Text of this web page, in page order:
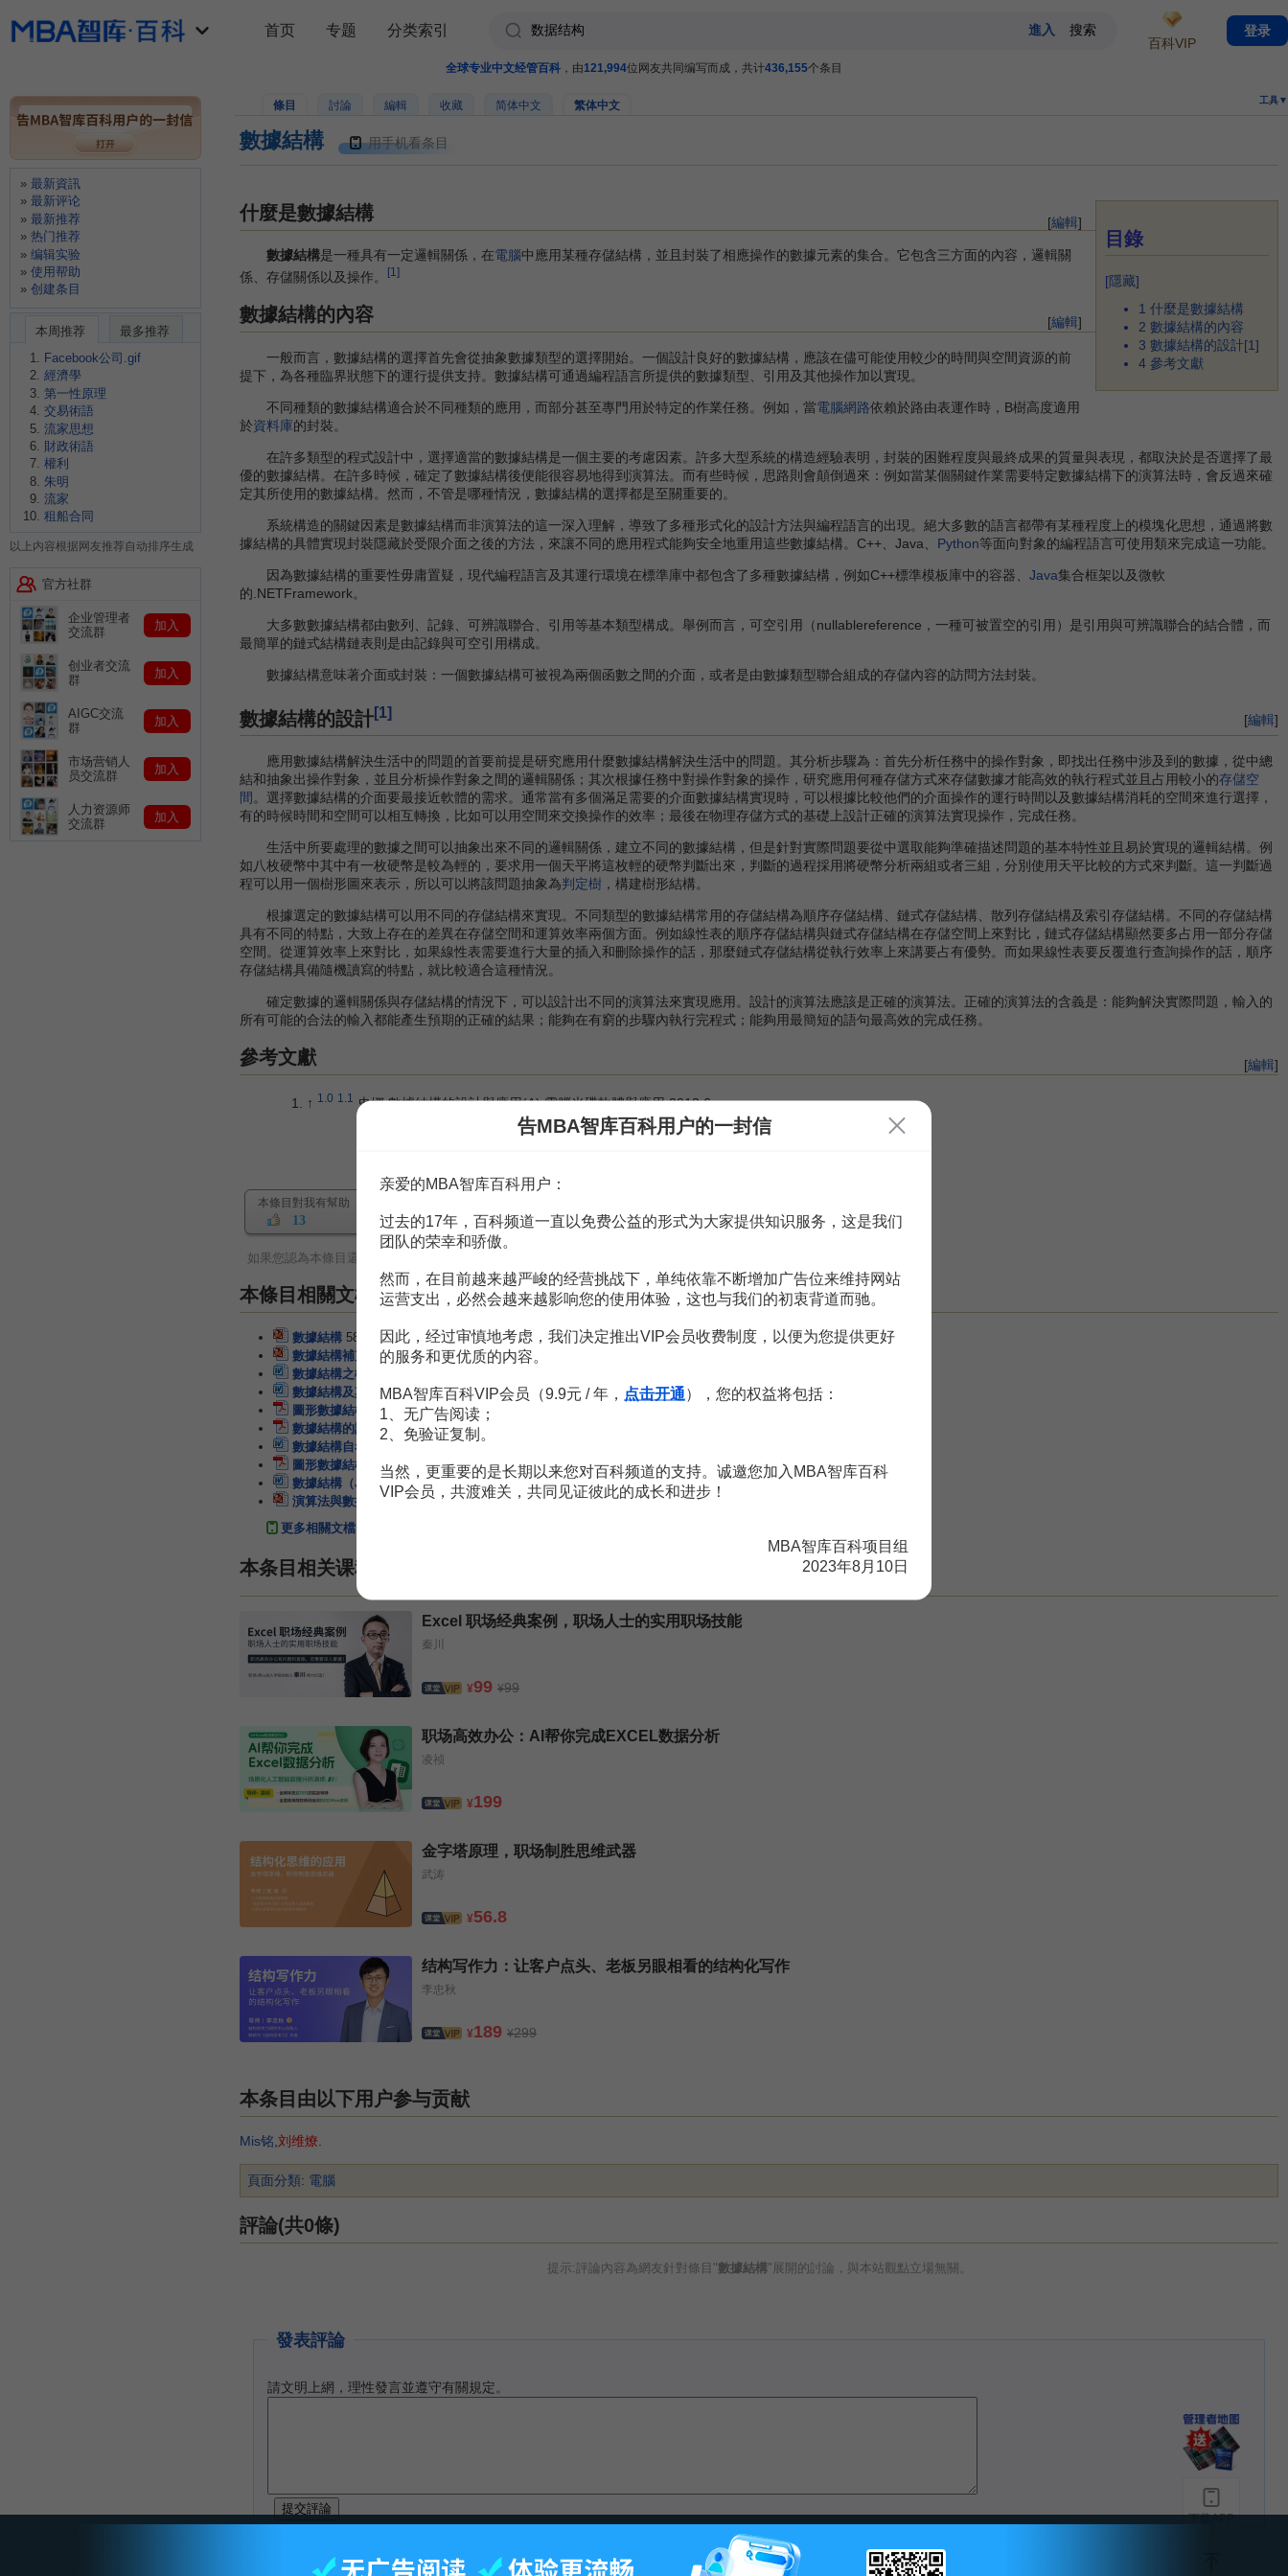
全球专业中文经管百科 ，由121,994位网友共同编写而成，共计436,155个条目
條目 討論 編輯 收藏 简体中文 繁体中文 工具▼
數據結構 用手机看条目
目錄
[隱藏]
1 什麼是數據結構
2 數據結構的內容
3 數據結構的設計[1]
4 參考文獻
[編輯]
什麼是數據結構
數據結構是一種具有一定邏輯關係，在電腦中應用某種存儲結構，並且封裝了相應操作的數據元素的集合。它包含三方面的內容，邏輯關
係、存儲關係以及操作。
[1]
[編輯]
數據結構的內容
一般而言，數據結構的選擇首先會從抽象數據類型的選擇開始。一個設計良好的數據結構，應該在儘可能使用較少的時間與空間資源的前
提下，為各種臨界狀態下的運行提供支持。數據結構可通過編程語言所提供的數據類型、引用及其他操作加以實現。
不同種類的數據結構適合於不同種類的應用，而部分甚至專門用於特定的作業任務。例如，當電腦網路依賴於路由表運作時，B樹高度適用
於資料庫的封裝。
在許多類型的程式設計中，選擇適當的數據結構是一個主要的考慮因素。許多大型系統的構造經驗表明，封裝的困難程度與最終成果的質量與表現，都取決於是否選擇了最
優的數據結構。在許多時候，確定了數據結構後便能很容易地得到演算法。而有些時候，思路則會顛倒過來：例如當某個關鍵作業需要特定數據結構下的演算法時，會反過來確
定其所使用的數據結構。然而，不管是哪種情況，數據結構的選擇都是至關重要的。
系統構造的關鍵因素是數據結構而非演算法的這一深入理解，導致了多種形式化的設計方法與編程語言的出現。絕大多數的語言都帶有某種程度上的模塊化思想，通過將數
據結構的具體實現封裝隱藏於受限介面之後的方法，來讓不同的應用程式能夠安全地重用這些數據結構。C++、Java、 Python等面向對象的編程語言可使用類來完成這一功能。
因為數據結構的重要性毋庸置疑，現代編程語言及其運行環境在標準庫中都包含了多種數據結構，例如C++標準模板庫中的容器、 Java集合框架以及微軟
的.NETFramework。
大多數數據結構都由數列、記錄、可辨識聯合、引用等基本類型構成。舉例而言，可空引用（nullablereference，一種可被置空的引用）是引用與可辨識聯合的結合體，而
最簡單的鏈式結構鏈表則是由記錄與可空引用構成。
數據結構意味著介面或封裝：一個數據結構可被視為兩個函數之間的介面，或者是由數據類型聯合組成的存儲內容的訪問方法封裝。
[編輯]
數據結構的設計[1]
應用數據結構解決生活中的問題的首要前提是研究應用什麼數據結構解決生活中的問題。其分析步驟為：首先分析任務中的操作對象，即找出任務中涉及到的數據，從中總
結和抽象出操作對象，並且分析操作對象之間的邏輯關係；其次根據任務中對操作對象的操作，研究應用何種存儲方式來存儲數據才能高效的執行程式並且占用較小的存儲空
間。選擇數據結構的介面要最接近軟體的需求。通常當有多個滿足需要的介面數據結構實現時，可以根據比較他們的介面操作的運行時間以及數據結構消耗的空間來進行選擇，
有的時候時間和空間可以相互轉換，比如可以用空間來交換操作的效率；最後在物理存儲方式的基礎上設計正確的演算法實現操作，完成任務。
生活中所要處理的數據之間可以抽象出來不同的邏輯關係，建立不同的數據結構，但是針對實際問題要從中選取能夠準確描述問題的基本特性並且易於實現的邏輯結構。例
如八枚硬幣中其中有一枚硬幣是較為輕的，要求用一個天平將這枚輕的硬幣判斷出來，判斷的過程採用將硬幣分析兩組或者三組，分別使用天平比較的方式來判斷。這一判斷過
程可以用一個樹形圖來表示，所以可以將該問題抽象為判定樹 ，構建樹形結構。
根據選定的數據結構可以用不同的存儲結構來實現。不同類型的數據結構常用的存儲結構為順序存儲結構、鏈式存儲結構、散列存儲結構及索引存儲結構。不同的存儲結構
具有不同的特點，大致上存在的差異在存儲空間和運算效率兩個方面。例如線性表的順序存儲結構與鏈式存儲結構在存儲空間上來對比，鏈式存儲結構顯然要多占用一部分存儲
空間。從運算效率上來對比，如果線性表需要進行大量的插入和刪除操作的話，那麼鏈式存儲結構從執行效率上來講要占有優勢。而如果線性表要反覆進行查詢操作的話，順序
存儲結構具備隨機讀寫的特點，就比較適合這種情況。
確定數據的邏輯關係與存儲結構的情況下，可以設計出不同的演算法來實現應用。設計的演算法應該是正確的演算法。正確的演算法的含義是：能夠解決實際問題，輸入的
所有可能的合法的輸入都能產生預期的正確的結果；能夠在有窮的步驟內執行完程式；能夠用最簡短的語句最高效的完成任務。
[編輯]
參考文獻
↑ 1.0 1.1 史娜.數據結構的設計與應用(A).電腦光碟軟體與應用.2013,6
本條目對我有幫助
13 赏 MBA智库APP
如果您認為本條目還有待完善，需要補充新內容或修改錯誤內容，請
本條目相關文檔
數據結構 58頁
數據結構補充--高級語言之數據結構 89頁
數據結構之樹型結構
數據結構及其演算法 64頁
圖形數據結構的研究 7頁
數據結構的設計與應用 2頁
數據結構自考試卷
圖形數據結構的研究 7頁
數據結構（Java）補充 248頁
演算法與數據結構基礎 39頁
更多相關文檔
本条目相关课程
Excel 职场经典案例，职场人士的实用职场技能
秦川
¥99 ¥99
职场高效办公：AI帮你完成EXCEL数据分析
凌祯
¥199
金字塔原理，职场制胜思维武器
武涛
¥56.8
结构写作力：让客户点头、老板另眼相看的结构化写作
李忠秋
¥189 ¥299
本条目由以下用户参与贡献
Mis铭 刘维燎
頁面分類: 電腦
評論(共0條)
提示:評論內容為網友針對條目"數據結構"展開的討論，與本站觀點立場無關。
發表評論
請文明上網，理性發言並遵守有關規定。
首页 专题 分类索引
百科VIP
登录
最新資訊
最新评论
最新推荐
热门推荐
编辑实验
使用帮助
创建条目
本周推荐
最多推荐
Facebook公司.gif
經濟學
第一性原理
交易術語
流家思想
財政術語
權利
朱明
流家
租船合同
以上内容根据网友推荐自动排序生成
官方社群
企业管理者
交流群
加入
创业者交流
群
加入
AIGC交流
群
加入
市场营销人
员交流群
加入
人力资源师
交流群
加入
下载APP
告MBA智库百科用户的一封信
亲爱的MBA智库百科用户：
过去的17年，百科频道一直以免费公益的形式为大家提供知识服务，这是我们
团队的荣幸和骄傲。
然而，在目前越来越严峻的经营挑战下，单纯依靠不断增加广告位来维持网站
运营支出，必然会越来越影响您的使用体验，这也与我们的初衷背道而驰。
因此，经过审慎地考虑，我们决定推出VIP会员收费制度，以便为您提供更好
的服务和更优质的内容。
MBA智库百科VIP会员（9.9元 / 年， 点击开通），您的权益将包括：
1、无广告阅读；
2、免验证复制。
当然，更重要的是长期以来您对百科频道的支持。诚邀您加入MBA智库百科
VIP会员，共渡难关，共同见证彼此的成长和进步！
MBA智库百科项目组
2023年8月10日
最後更改10:58, 2016年10月8日.